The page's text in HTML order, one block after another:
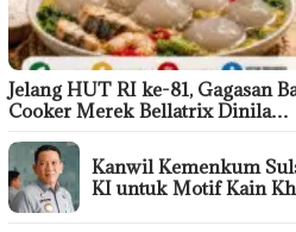
Jelang HUT RI ke-81, Gagasan
Cooker Merek Bellatrix Dinila…
Kanwil Kemenkum
KI untuk Motif Kain